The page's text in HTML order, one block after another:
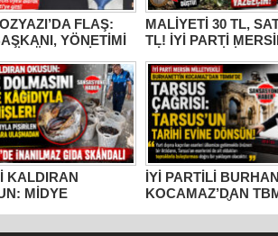
FLAŞ:
YÖNETİMİ
ÜYELERİ
AYRILDI, YENİ
GİTTİ!
MALİYETİ 30 TL,
TL! İYİ PARTİ
MİLLETVEKİLİ
BURHANETTİN
KOCAMAZ’DAN
“ÜZÜM” TEPKİSİ:
KADAR
YAPMAYIN!”
KALDIRAN
MİDYE
PİŞİRMİŞLER!
İNANILMAZ
İYİ PARTİLİ
KOCAMAZ’DAN
TARSUS ÇAĞRISI:
ESERLER AİT
TOPRAKLARA